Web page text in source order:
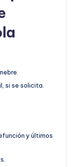
si se solicita.
y últimos